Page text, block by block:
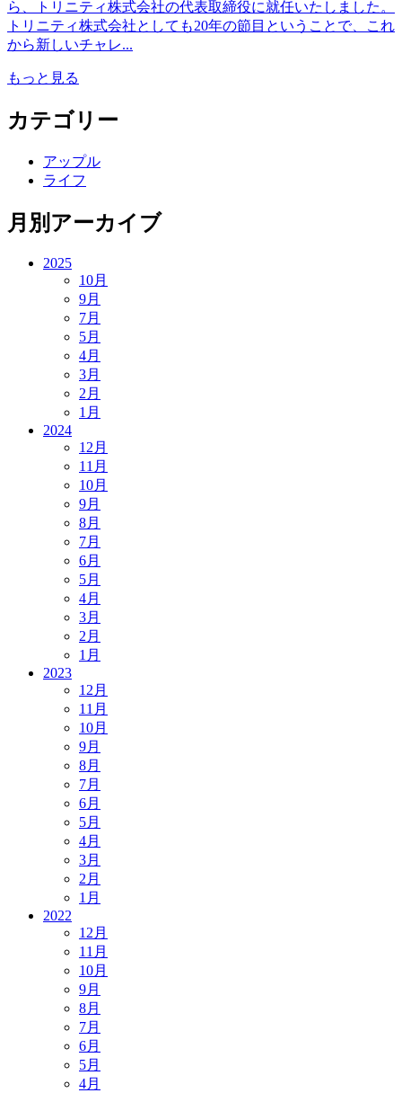
ら、トリニティ株式会社の代表取締役に就任いたしました。
トリニティ株式会社としても20年の節目ということで、これ
から新しいチャレ...
もっと見る
カテゴリー
アップル
ライフ
月別アーカイブ
2025
10月
9月
7月
5月
4月
3月
2月
1月
2024
12月
11月
10月
9月
8月
7月
6月
5月
4月
3月
2月
1月
2023
12月
11月
10月
9月
8月
7月
6月
5月
4月
3月
2月
1月
2022
12月
11月
10月
9月
8月
7月
6月
5月
4月